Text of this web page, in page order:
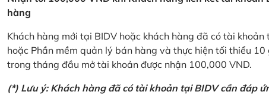
hàng
Khách hàng mới tại BIDV hoặc khách hàng đã có tài
hoặc Phần mềm quản lý bán hàng và thực hiện tối thiểu
trong tháng đầu mở tài khoản được nhận 100,000 VND.
(*) Lưu ý: Khách hàng đã có tài khoản tại BIDV cần đáp